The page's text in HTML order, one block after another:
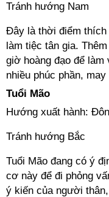
Tránh hướng Nam
Đây là thời điểm thích
làm tiệc tân gia.
giờ hoàng đạo để
nhiều phúc phần, may
Tuổi Mão
Hướng xuất hành:
Tránh hướng Bắc
Tuổi Mão đang có ý
cơ này để đi phỏng
ý kiến của người